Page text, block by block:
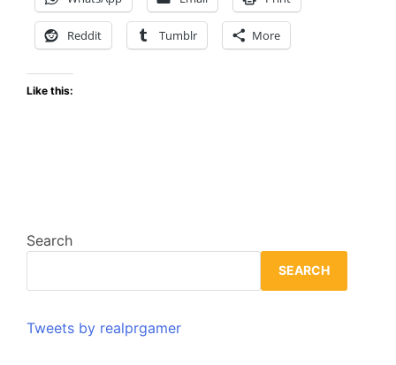
noviembre
Reddit Tumblr More
Like this:
Search
SEARCH
Tweets by realprgamer